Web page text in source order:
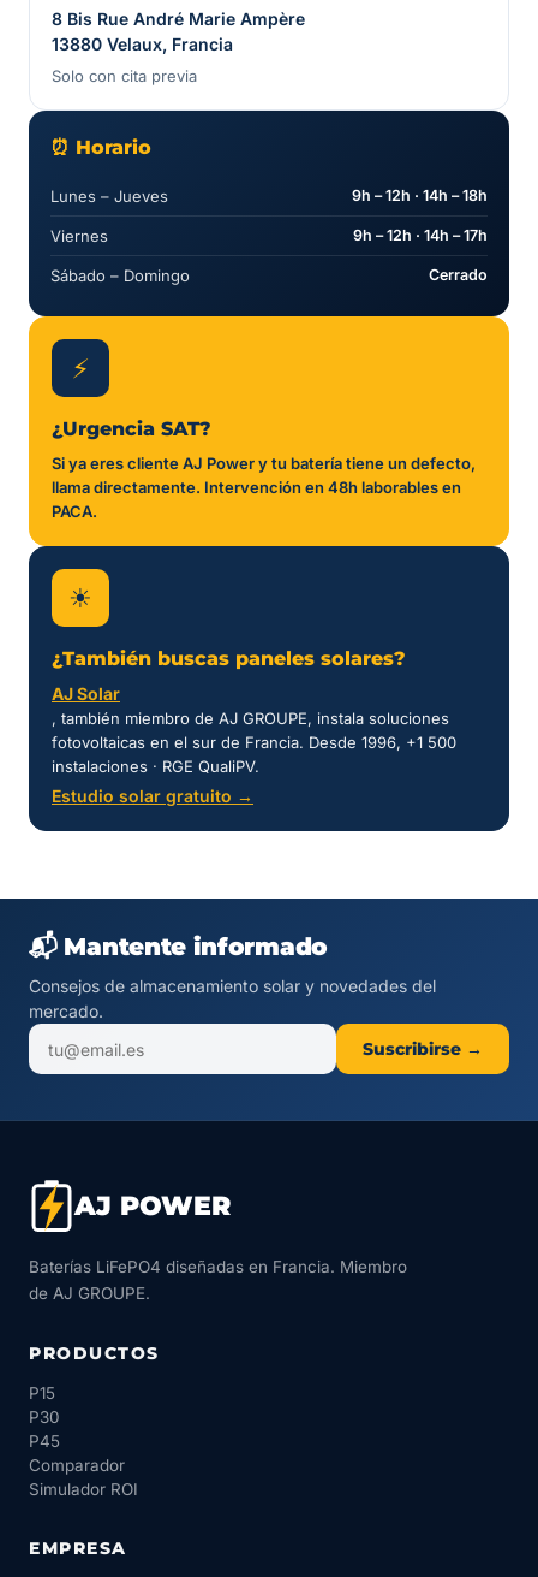
8 Bis Rue André Marie Ampère
13880 Velaux, Francia
Solo con cita previa
⏰ Horario
Lunes – Jueves 9h – 12h · 14h – 18h
Viernes 9h – 12h · 14h – 17h
Sábado – Domingo Cerrado
⚡
¿Urgencia SAT?
Si ya eres cliente AJ Power y tu batería tiene un defecto,
llama directamente. Intervención en 48h laborables en
PACA.
☀
¿También buscas paneles solares?
AJ Solar
, también miembro de AJ GROUPE, instala soluciones
fotovoltaicas en el sur de Francia. Desde 1996, +1 500
instalaciones · RGE QualiPV.
Estudio solar gratuito →
📬 Mantente informado
Consejos de almacenamiento solar y novedades del
mercado.
Suscribirse →
AJ POWER
Baterías LiFePO4 diseñadas en Francia. Miembro
de AJ GROUPE.
PRODUCTOS
P15
P30
P45
Comparador
Simulador ROI
EMPRESA